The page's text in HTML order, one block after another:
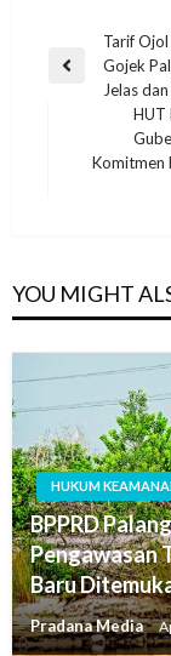
Tarif
Gojek
Jelas
HUT
Komitmen
YOU MIGHT
HUKUM
BPPRD
Pengawasan
Baru
Pradana Media